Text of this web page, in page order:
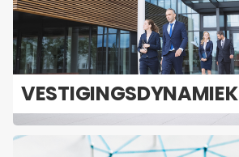
VES­TI­GINGS­DY­NA­MIEK